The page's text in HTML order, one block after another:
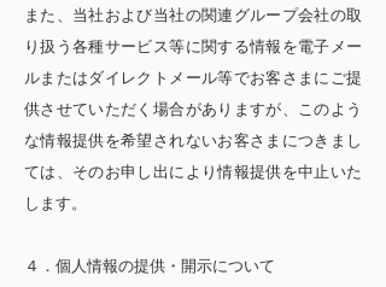
また、当社および当社の関連グループ会社の取
り扱う各種サービス等に関する情報を電子メー
ルまたはダイレクトメール等でお客さまにご提
供させていただく場合がありますが、このよう
な情報提供を希望されないお客さまにつきまし
ては、そのお申し出により情報提供を中止いた
します。
４．個人情報の提供・開示について